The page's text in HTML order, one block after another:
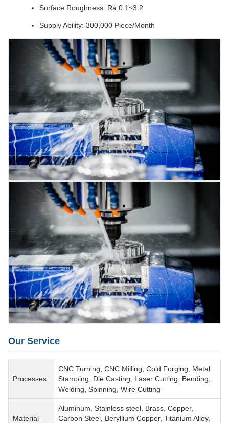
Surface Roughness: Ra 0.1~3.2
Supply Ability: 300,000 Piece/Month
Our Service
Processes
CNC Turning, CNC Milling, Cold Forging, Metal
Stamping, Die Casting, Laser Cutting, Bending,
Welding, Spinning, Wire Cutting
Material
Aluminum, Stainless steel, Brass, Copper,
Carbon Steel, Beryllium Copper, Titanium Alloy,